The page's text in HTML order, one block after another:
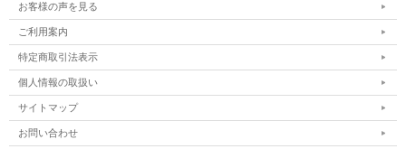
お客様の声を見る
ご利用案内
特定商取引法表示
個人情報の取扱い
サイトマップ
お問い合わせ